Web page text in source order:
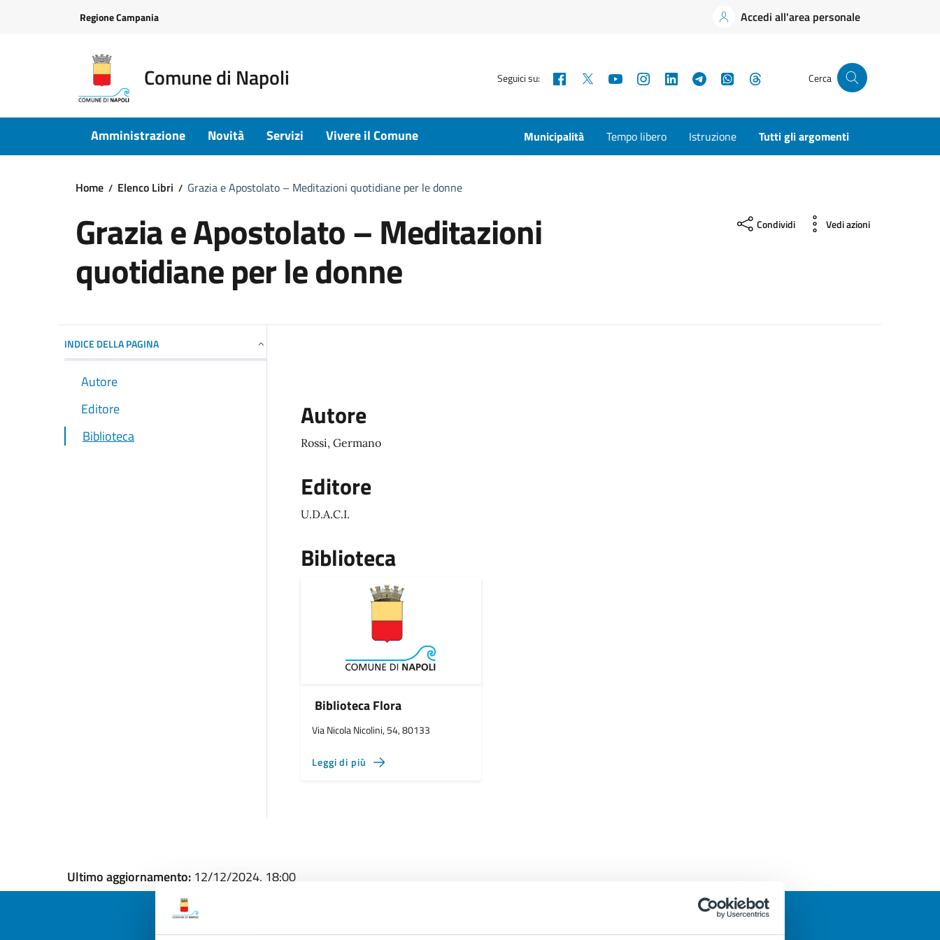
Regione Campania Accedi all'area personale
Comune di Napoli Seguici su: Facebook YouTubeInstagramLinkedInTelegramWhatsApp Cerca
Amministrazione Novità Servizi Vivere il Comune Municipalità Tempo libero Istruzione Tutti gli argomenti
Home Elenco Libri Grazia e Apostolato – Meditazioni quotidiane per le donne
Grazia e Apostolato – Meditazioni
quotidiane per le donne
Condividi Vedi azioni
INDICE DELLA PAGINA
Autore
Editore
Biblioteca
Autore
Rossi, Germano
Editore
U.D.A.C.I.
Biblioteca
Biblioteca Flora
Via Nicola Nicolini, 54, 80133
Leggi di più
Ultimo aggiornamento: 12/12/2024, 18:00